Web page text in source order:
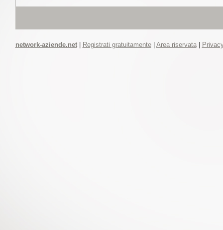
network-aziende.net| Registrati gratuitamente| Area riservata|